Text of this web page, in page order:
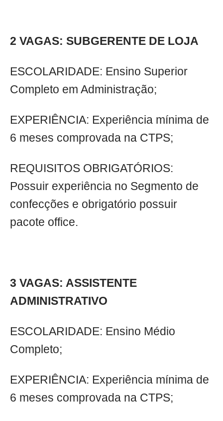
2 VAGAS: SUBGERENTE DE LOJA
ESCOLARIDADE: Ensino Superior
Completo em Administração;
EXPERIÊNCIA: Experiência mínima de
6 meses comprovada na CTPS;
REQUISITOS OBRIGATÓRIOS:
Possuir experiência no Segmento de
confecções e obrigatório possuir
pacote office.
3 VAGAS: ASSISTENTE
ADMINISTRATIVO
ESCOLARIDADE: Ensino Médio
Completo;
EXPERIÊNCIA: Experiência mínima de
6 meses comprovada na CTPS;